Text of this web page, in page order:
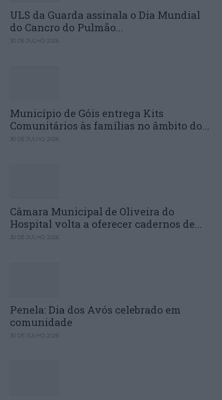
ULS da Guarda assinala o Dia Mundial
do Cancro do Pulmão...
30 DE JULHO, 2026
Município de Góis entrega Kits
Comunitários às famílias no âmbito do...
30 DE JULHO, 2026
Câmara Municipal de Oliveira do
Hospital volta a oferecer cadernos de...
30 DE JULHO, 2026
Penela: Dia dos Avós celebrado em
comunidade
30 DE JULHO, 2026